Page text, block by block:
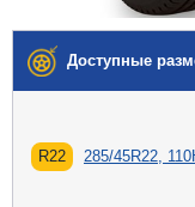
Доступные
R22 285/45R22,